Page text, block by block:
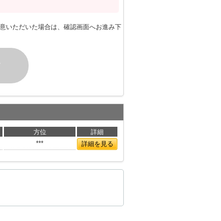
いただいた場合は、確認画面へお進み下
方位
詳細
***
詳細を見る